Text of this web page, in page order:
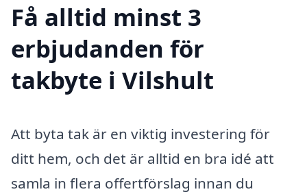
Få alltid minst 3
erbjudanden för
takbyte i Vilshult
Att byta tak är en viktig investering för
ditt hem, och det är alltid en bra idé att
samla in flera offertförslag innan du